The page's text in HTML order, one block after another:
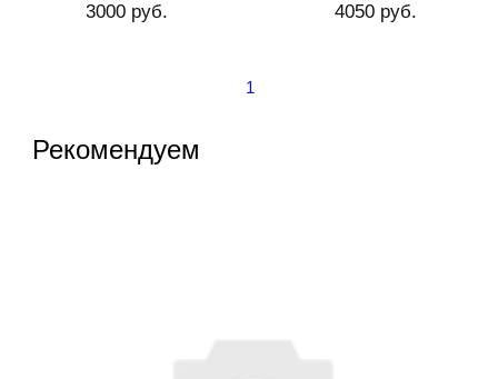
3000 руб.
4050 руб.
1
Рекомендуем